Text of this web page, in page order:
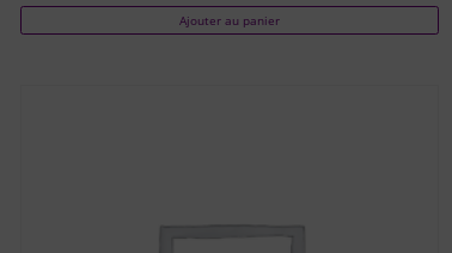
Ajouter au panier